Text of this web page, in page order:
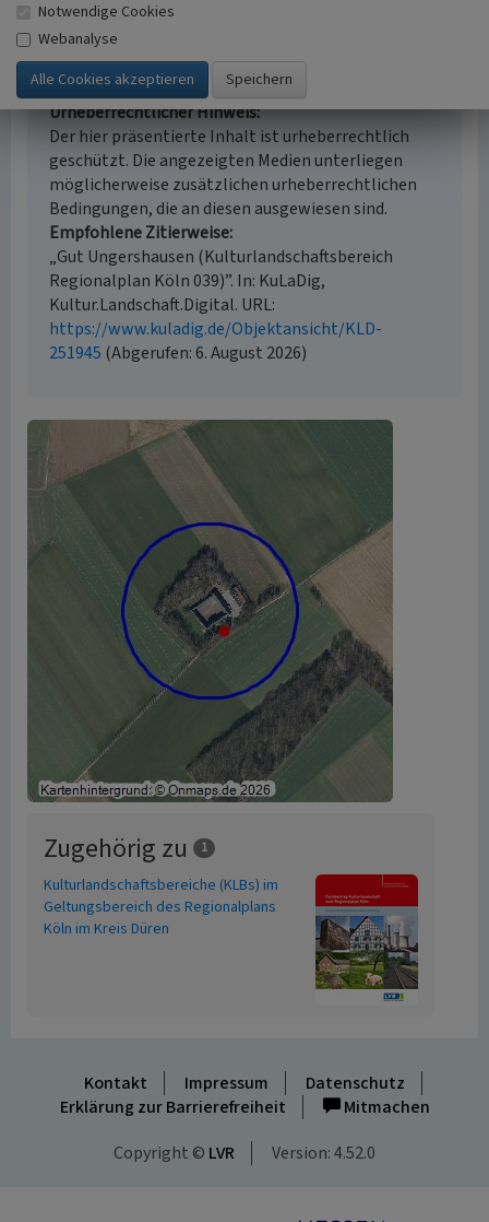
Empfohlene Zitierweise
Urheberrechtlicher Hinweis
Der hier präsentierte Inhalt ist urheberrechtlich
geschützt. Die angezeigten Medien unterliegen
möglicherweise zusätzlichen urheberrechtlichen
Bedingungen, die an diesen ausgewiesen sind.
Empfohlene Zitierweise
„Gut Ungershausen (Kulturlandschaftsbereich
Regionalplan Köln 039)”. In: KuLaDig,
Kultur.Landschaft.Digital. URL:
https://www.kuladig.de/Objektansicht/KLD-
251945 (Abgerufen: 6. August 2026)
Zugehörig zu 1
Kulturlandschaftsbereiche (KLBs) im
Geltungsbereich des Regionalplans
Köln im Kreis Düren
Kontakt Impressum
Datenschutz
Erklärung zur Barrierefreiheit
Mitmachen
Copyright © LVR Version: 4.52.0
Notwendige Cookies
Webanalyse